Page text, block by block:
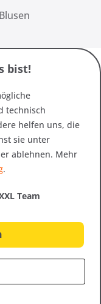
bist!
technisch
helfen uns, die
sie unter
ablehnen. Mehr
.
Team